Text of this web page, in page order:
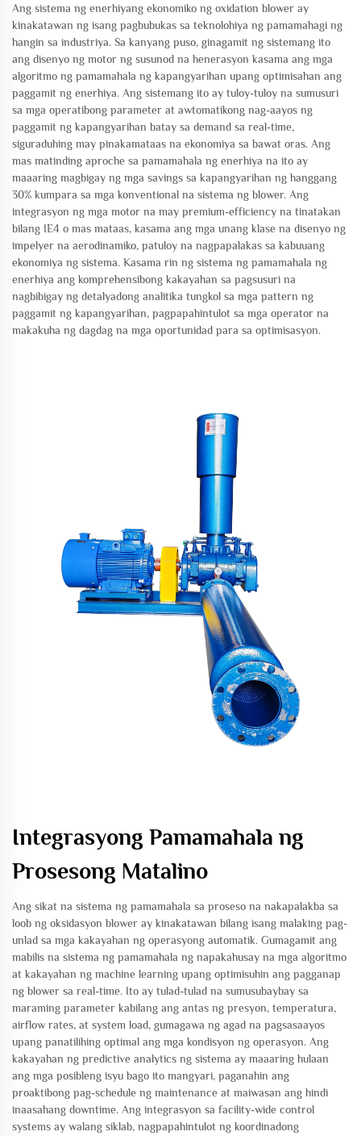
Ang sistema ng enerhiyang ekonomiko ng oxidation blower ay
kinakatawan ng isang pagbubukas sa teknolohiya ng pamamahagi ng
hangin sa industriya. Sa kanyang puso, ginagamit ng sistemang ito
ang disenyo ng motor ng susunod na henerasyon kasama ang mga
algoritmo ng pamamahala ng kapangyarihan upang optimisahan ang
paggamit ng enerhiya. Ang sistemang ito ay tuloy-tuloy na sumusuri
sa mga operatibong parameter at awtomatikong nag-aayos ng
paggamit ng kapangyarihan batay sa demand sa real-time,
siguraduhing may pinakamataas na ekonomiya sa bawat oras. Ang
mas matinding aproche sa pamamahala ng enerhiya na ito ay
maaaring magbigay ng mga savings sa kapangyarihan ng hanggang
30% kumpara sa mga konventional na sistema ng blower. Ang
integrasyon ng mga motor na may premium-efficiency na tinatakan
bilang IE4 o mas mataas, kasama ang mga unang klase na disenyo ng
impelyer na aerodinamiko, patuloy na nagpapalakas sa kabuuang
ekonomiya ng sistema. Kasama rin ng sistema ng pamamahala ng
enerhiya ang komprehensibong kakayahan sa pagsusuri na
nagbibigay ng detalyadong analitika tungkol sa mga pattern ng
paggamit ng kapangyarihan, pagpapahintulot sa mga operator na
makakuha ng dagdag na mga oportunidad para sa optimisasyon.
Integrasyong Pamamahala ng
Prosesong Matalino
Ang sikat na sistema ng pamamahala sa proseso na nakapalakba sa
loob ng oksidasyon blower ay kinakatawan bilang isang malaking pag-
unlad sa mga kakayahan ng operasyong automatik. Gumagamit ang
mabilis na sistema ng pamamahala ng napakahusay na mga algoritmo
at kakayahan ng machine learning upang optimisuhin ang pagganap
ng blower sa real-time. Ito ay tulad-tulad na sumusubaybay sa
maraming parameter kabilang ang antas ng presyon, temperatura,
airflow rates, at system load, gumagawa ng agad na pagsasaayos
upang panatilihing optimal ang mga kondisyon ng operasyon. Ang
kakayahan ng predictive analytics ng sistema ay maaaring hulaan
ang mga posibleng isyu bago ito mangyari, paganahin ang
proaktibong pag-schedule ng maintenance at maiwasan ang hindi
inaasahang downtime. Ang integrasyon sa facility-wide control
systems ay walang siklab, nagpapahintulot ng koordinadong